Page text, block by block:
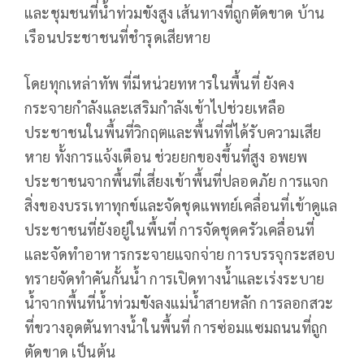
และชุมชนที่น้ำท่วมขังสูง เส้นทางที่ถูกตัดขาด บ้าน
เรือนประชาชนที่ชำรุดเสียหาย
โดยทุกเหล่าทัพ ที่มีหน่วยทหารในพื้นที่ ยังคง
กระจายกำลังและเสริมกำลังเข้าไปช่วยเหลือ
ประชาชนในพื้นที่วิกฤตและพื้นที่ที่ได้รับความเสีย
หาย ทั้งการแจ้งเตือน ช่วยยกของขึ้นที่สูง อพยพ
ประชาชนจากพื้นที่เสี่ยงเข้าพื้นที่ปลอดภัย การแจก
สิ่งของบรรเทาทุกข์และจัดชุดแพทย์เคลื่อนที่เข้าดูแล
ประชาชนที่ยังอยู่ในพื้นที่ การจัดชุดครัวเคลื่อนที่
และจัดทำอาหารกระจายแจกจ่าย การบรรจุกระสอบ
ทรายจัดทำคันกั้นน้ำ การเปิดทางน้ำและเร่งระบาย
น้ำจากพื้นที่น้ำท่วมขังลงแม่น้ำสายหลัก การลอกสวะ
ที่ขวางอุดตันทางน้ำในพื้นที่ การซ่อมแซมถนนที่ถูก
ตัดขาด เป็นต้น